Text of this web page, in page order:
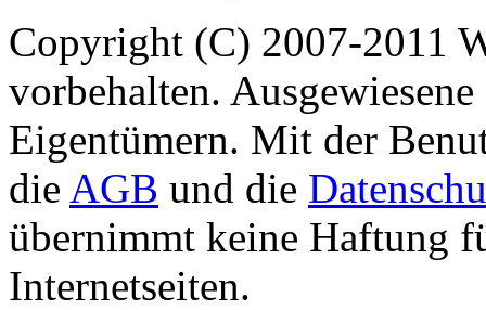
Copyright (C) 2007-2011
vorbehalten.
Eigentümern. Mit der
die AGB und die
übernimmt keine Haftung
Internetseiten.